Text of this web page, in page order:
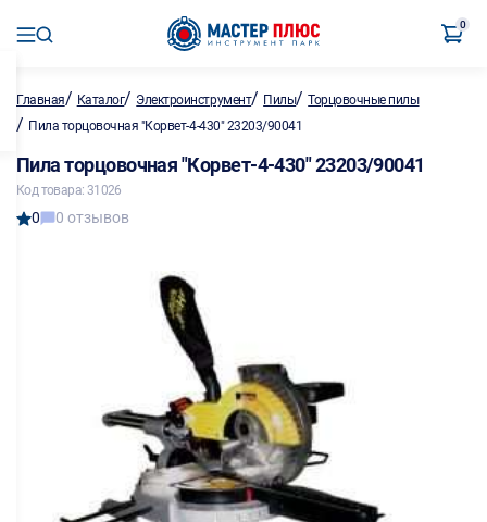
0
Главная/ Каталог/ Электроинструмент/ Пилы/Торцовочные пилы
/ Пила торцовочная "Корвет-4-430" 23203/90041
Пила торцовочная "Корвет-4-430" 23203/90041
Код товара: 31026
0 0 отзывов